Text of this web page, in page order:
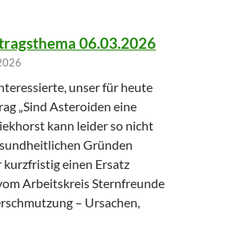
06.03.2026
unser für heute
„Sind Asteroiden eine
kann leider so nicht
Gründen
kurzfristig einen Ersatz
Arbeitskreis Sternfreunde
– Ursachen,
06.03.2026